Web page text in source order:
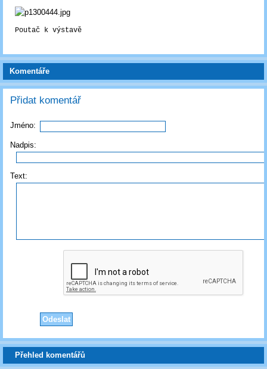
Poutač k výstavě
Komentáře
Přidat komentář
Jméno:
Nadpis:
Text:
Přehled komentářů